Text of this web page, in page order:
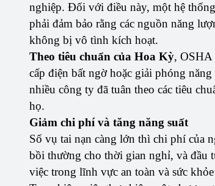
nghiệp. Đối với điều này, một hệ
phải đảm bảo rằng các nguồn năng
không bị vô tình kích hoạt.
Theo tiêu chuẩn của Hoa Kỳ, OSHA
cấp điện bất ngờ hoặc giải phóng
nhiều công ty đã tuân theo các tiêu
họ.
Giảm chi phí và tăng năng suất
Số vụ tai nạn càng lớn thì chi phí của
bồi thường cho thời gian nghỉ, và đầu
việc trong lĩnh vực an toàn và sức